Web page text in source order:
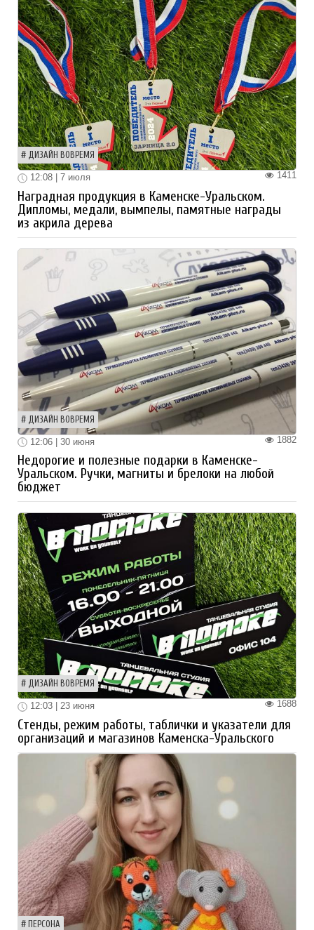
ДИЗАЙН ВОВРЕМЯ
1411
12:08 | 7 июля
Наградная продукция в Каменске-Уральском.
Дипломы, медали, вымпелы, памятные награды
из акрила дерева
ДИЗАЙН ВОВРЕМЯ
1882
12:06 | 30 июня
Недорогие и полезные подарки в Каменске-
Уральском. Ручки, магниты и брелоки на любой
бюджет
ДИЗАЙН ВОВРЕМЯ
1688
12:03 | 23 июня
Стенды, режим работы, таблички и указатели для
организаций и магазинов Каменска-Уральского
ПЕРСОНА